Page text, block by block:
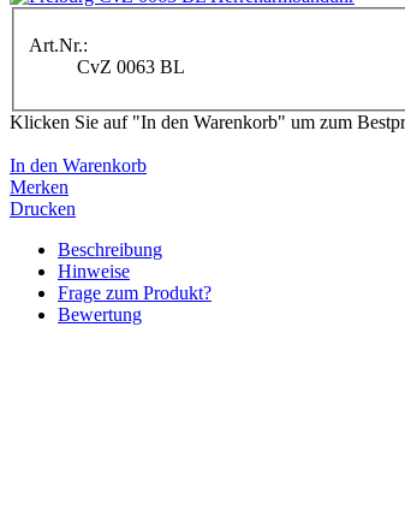
Art.Nr.:
CvZ 0063 BL
Klicken Sie auf "In den Warenkorb" um zum
In den Warenkorb
Merken
Drucken
Beschreibung
Hinweise
Frage zum Produkt?
Bewertung